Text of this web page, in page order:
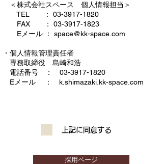
＜株式会社スペース 個人情報担当＞
TEL ： 03-3917-1820
FAX ： 03-3917-1823
Eメール ： space@kk-space.com
・個人情報管理責任者
専務取締役 島崎和浩
電話番号 ：
03-3917-1820
Eメール ： k.shimazaki.kk-space.com
上記に同意する
採用ページ